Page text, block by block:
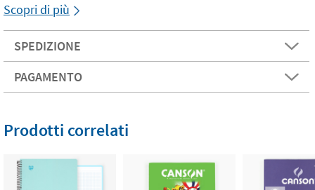
Scopri di più
SPEDIZIONE
PAGAMENTO
Prodotti correlati